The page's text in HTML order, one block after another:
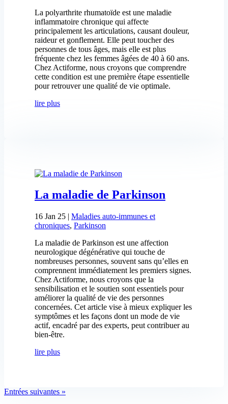
La polyarthrite rhumatoïde est une maladie
inflammatoire chronique qui affecte
principalement les articulations, causant douleur,
raideur et gonflement. Elle peut toucher des
personnes de tous âges, mais elle est plus
fréquente chez les femmes âgées de 40 à 60 ans.
Chez Actiforme, nous croyons que comprendre
cette condition est une première étape essentielle
pour retrouver une qualité de vie optimale.
lire plus
La maladie de Parkinson
16 Jan 25 | Maladies auto-immunes et
chroniques, Parkinson
La maladie de Parkinson est une affection
neurologique dégénérative qui touche de
nombreuses personnes, souvent sans qu’elles en
comprennent immédiatement les premiers signes.
Chez Actiforme, nous croyons que la
sensibilisation et le soutien sont essentiels pour
améliorer la qualité de vie des personnes
concernées. Cet article vise à mieux expliquer les
symptômes et les façons dont un mode de vie
actif, encadré par des experts, peut contribuer au
bien-être.
lire plus
Entrées suivantes »